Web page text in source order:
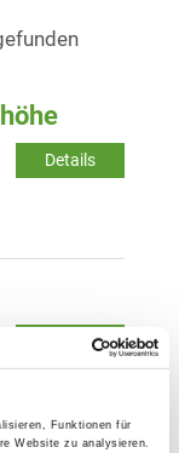
Funktionen für
Website zu analysieren.
Details
Details